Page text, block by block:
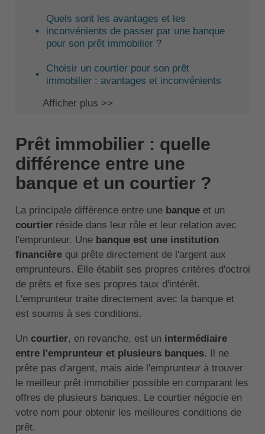
Quels sont les avantages et les
inconvénients de passer par une banque
pour son prêt immobilier ?
Choisir un courtier pour son prêt
immobilier : avantages et inconvénients
Afficher plus >>
Prêt immobilier : quelle
différence entre une
banque et un courtier ?
La principale différence entre une banque et un
courtierréside dans leur rôle et leur relation avec
l'emprunteur. Une banque est une institution
financièrequi prête directement de l'argent aux
emprunteurs. Elle établit ses propres critères d'octroi
de prêts et fixe ses propres taux d'intérêt.
L'emprunteur traite directement avec la banque et
est soumis à ses conditions.
Un courtier, en revanche, est un intermédiaire
entre l'emprunteur et plusieurs banques. Il ne
prête pas d'argent, mais aide l'emprunteur à trouver
le meilleur prêt immobilier possible en comparant les
offres de plusieurs banques. Le courtier négocie en
votre nom pour obtenir les meilleures conditions de
prêt.